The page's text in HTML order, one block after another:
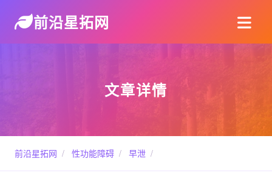
前沿星拓网
文章详情
前沿星拓网 / 性功能障碍 / 早泄 /